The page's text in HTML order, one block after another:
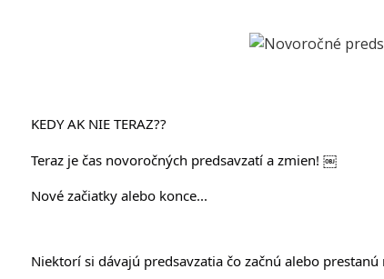
KEDY AK NIE TERAZ??
Teraz je čas novoročných predsavzatí a zmien! ￼
Nové začiatky alebo konce...
Niektorí si dávajú predsavzatia čo začnú alebo prestanú